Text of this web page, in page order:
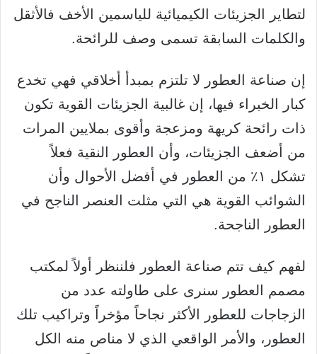
لتطاير الجزيئات الكيميائية للياسمين الأخف فالأثقل
والكلمات السابقة تسمى وصف للرائحة.
إن صناعة العطور لا تلتزم بمبدأ أخلاقي فهي تخدع
كبار الخبراء فيها، إن غالبية الجزيئات القوية تكون
ذات رائحة كريهة ومزعجة وأقوى بملايين المرات
من أضعف الجزيئات، وأن العطور النقية فعلاً
تشكل ١٪؜ من العطور في أفضل الأحوال وأن
الشوائب القوية هي التي مثلت العنصر الناجح في
العطور الناجحة.
لفهم كيف تتم صناعة العطور فلننظر أولاً لمكتب
مصمم العطور سنرى على طاولته عدد من
الزجاجات للعطور الأكثر نجاحاً مؤخراً وتراكيب تلك
العطور، والأمر الواقعي الذي لا مناص منه الكل